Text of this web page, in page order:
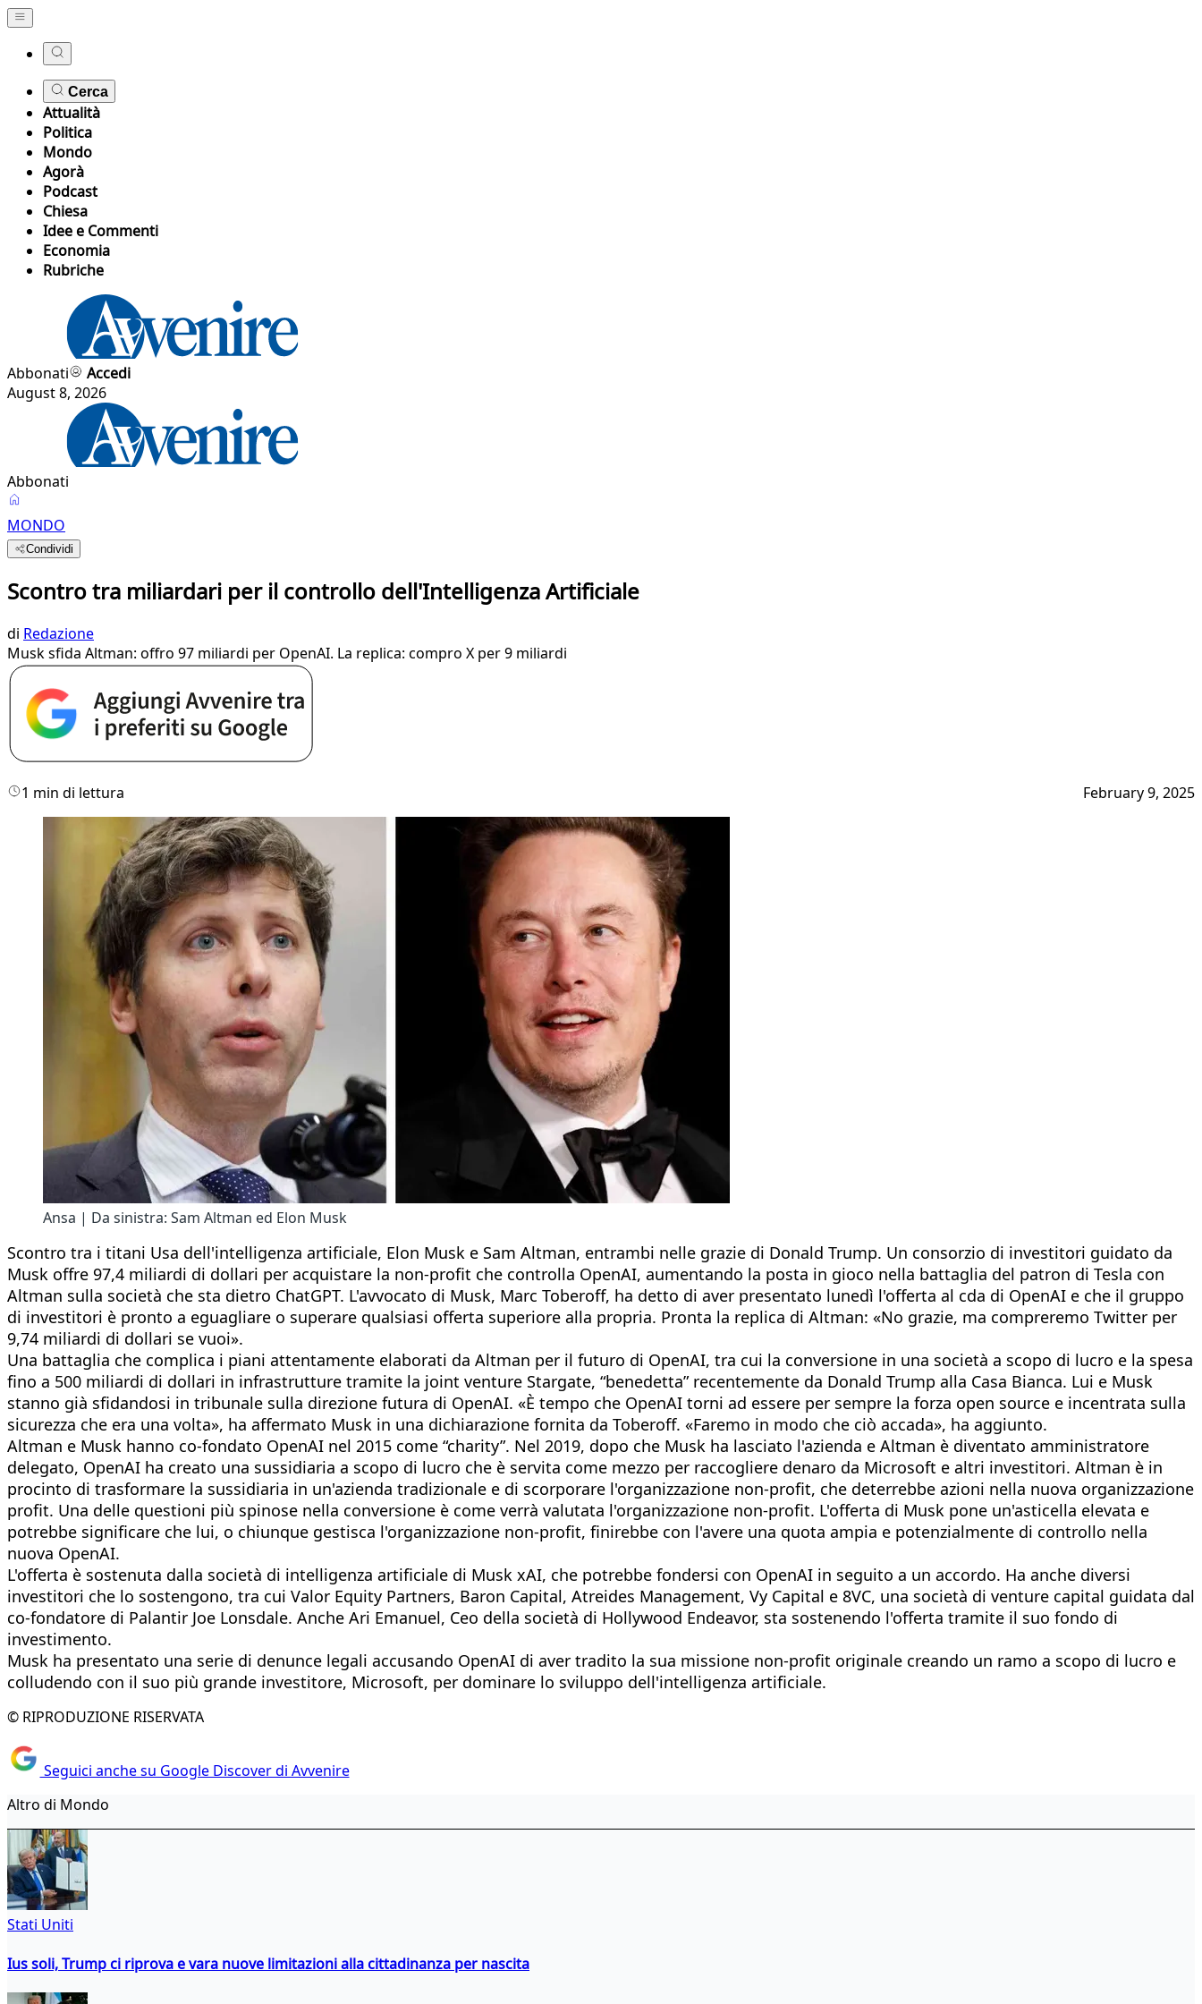
Cerca
Attualità
Politica
Mondo
Agorà
Podcast
Chiesa
Idee e Commenti
Economia
Rubriche
Abbonati
Accedi
August 8, 2026
Abbonati
MONDO
Condividi
Scontro tra miliardari per il controllo dell'Intelligenza Artificiale
di Redazione
Musk sfida Altman: offro 97 miliardi per OpenAI. La replica: compro X per 9 miliardi
1 min di lettura February 9, 2025
Ansa | Da sinistra: Sam Altman ed Elon Musk
Scontro tra i titani Usa dell'intelligenza artificiale, Elon Musk e Sam Altman, entrambi nelle grazie di Donald Trump. Un consorzio di investitori guidato da
Musk offre 97,4 miliardi di dollari per acquistare la non-profit che controlla OpenAI, aumentando la posta in gioco nella battaglia del patron di Tesla con
Altman sulla società che sta dietro ChatGPT. L'avvocato di Musk, Marc Toberoff, ha detto di aver presentato lunedì l'offerta al cda di OpenAI e che il gruppo
di investitori è pronto a eguagliare o superare qualsiasi offerta superiore alla propria. Pronta la replica di Altman: «No grazie, ma compreremo Twitter per
9,74 miliardi di dollari se vuoi».
Una battaglia che complica i piani attentamente elaborati da Altman per il futuro di OpenAI, tra cui la conversione in una società a scopo di lucro e la spesa
fino a 500 miliardi di dollari in infrastrutture tramite la joint venture Stargate, “benedetta” recentemente da Donald Trump alla Casa Bianca. Lui e Musk
stanno già sfidandosi in tribunale sulla direzione futura di OpenAI. «È tempo che OpenAI torni ad essere per sempre la forza open source e incentrata sulla
sicurezza che era una volta», ha affermato Musk in una dichiarazione fornita da Toberoff. «Faremo in modo che ciò accada», ha aggiunto.
Altman e Musk hanno co-fondato OpenAI nel 2015 come “charity”. Nel 2019, dopo che Musk ha lasciato l'azienda e Altman è diventato amministratore
delegato, OpenAI ha creato una sussidiaria a scopo di lucro che è servita come mezzo per raccogliere denaro da Microsoft e altri investitori. Altman è in
procinto di trasformare la sussidiaria in un'azienda tradizionale e di scorporare l'organizzazione non-profit, che deterrebbe azioni nella nuova organizzazione
profit. Una delle questioni più spinose nella conversione è come verrà valutata l'organizzazione non-profit. L'offerta di Musk pone un'asticella elevata e
potrebbe significare che lui, o chiunque gestisca l'organizzazione non-profit, finirebbe con l'avere una quota ampia e potenzialmente di controllo nella
nuova OpenAI.
L'offerta è sostenuta dalla società di intelligenza artificiale di Musk xAI, che potrebbe fondersi con OpenAI in seguito a un accordo. Ha anche diversi
investitori che lo sostengono, tra cui Valor Equity Partners, Baron Capital, Atreides Management, Vy Capital e 8VC, una società di venture capital guidata dal
co-fondatore di Palantir Joe Lonsdale. Anche Ari Emanuel, Ceo della società di Hollywood Endeavor, sta sostenendo l'offerta tramite il suo fondo di
investimento.
Musk ha presentato una serie di denunce legali accusando OpenAI di aver tradito la sua missione non-profit originale creando un ramo a scopo di lucro e
colludendo con il suo più grande investitore, Microsoft, per dominare lo sviluppo dell'intelligenza artificiale.
© RIPRODUZIONE RISERVATA
Seguici anche su Google Discover di Avvenire
Altro di Mondo
Stati Uniti
Ius soli, Trump ci riprova e vara nuove limitazioni alla cittadinanza per nascita